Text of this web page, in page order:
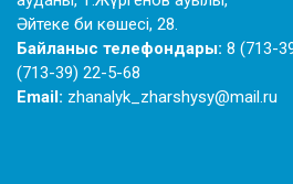
Әйтеке би көшесі, 28.
Байланыс телефондары: 8 (713-
(713-39) 22-5-68
Email: zhanalyk_zharshysy@mail.ru